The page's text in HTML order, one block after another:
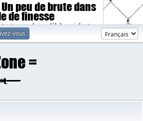
Un peu de brute dans
de finesse
textes sombres, débiles, violents.
vous